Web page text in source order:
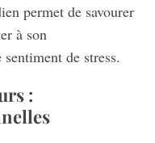
permet de savourer
à son
de stress.
: